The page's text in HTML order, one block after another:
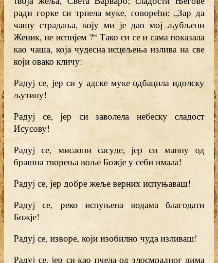
ради горке си трпела муке, говорећи: „Зар да
чашу страдања, коју ми је дао мој љубљени
Женик, не испијем ?“ Тако си се и сама показала
као чаша, која чудесна исцељења излива на све
који овако кличу:
Радуј се, јер си у адске муке одбацила идолску
љутину!
Радуј се, јер си заволела небеску сладост
Исусову!
Радуј се, мисаони сасуде, јер си манну од
брашна творења воље Божје у себи имала!
Радуј се, јер добре жеље верних испуњаваш!
Радуј се, реко испуњена водама благодати
Божје!
Радуј се, изворе, који изобилно чуда изливаш!
Радуј се, јер си као пчела од злосмрадног дима